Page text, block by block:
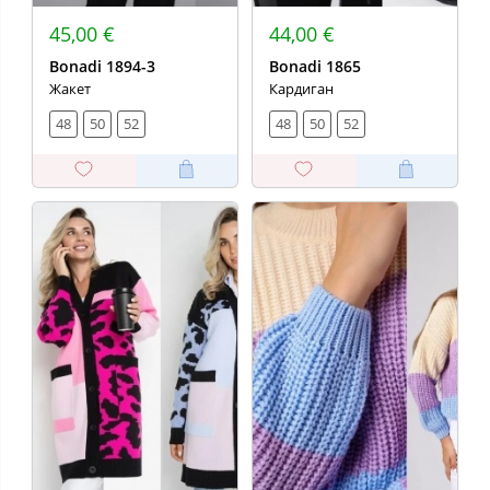
45,00 €
Bonadi 1894-3
Жакет
48
50 52
44,00 €
Bonadi 1865
Кардиган
48
50 52